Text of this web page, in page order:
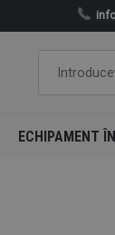
ECHIPAMENT